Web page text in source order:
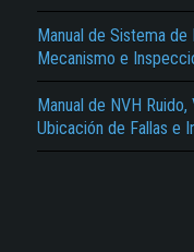
Manual de Sistema
Mecanismo e
Manual de NVH
Ubicación de Fallas e
No carga o
Reportar